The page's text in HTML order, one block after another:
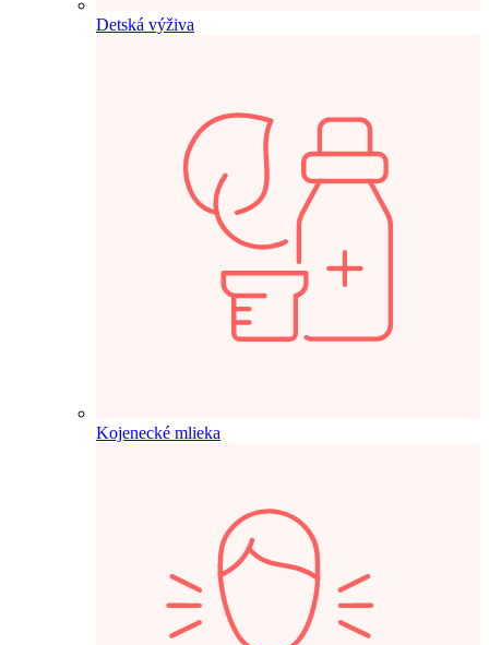
Detská výživa
Kojenecké mlieka